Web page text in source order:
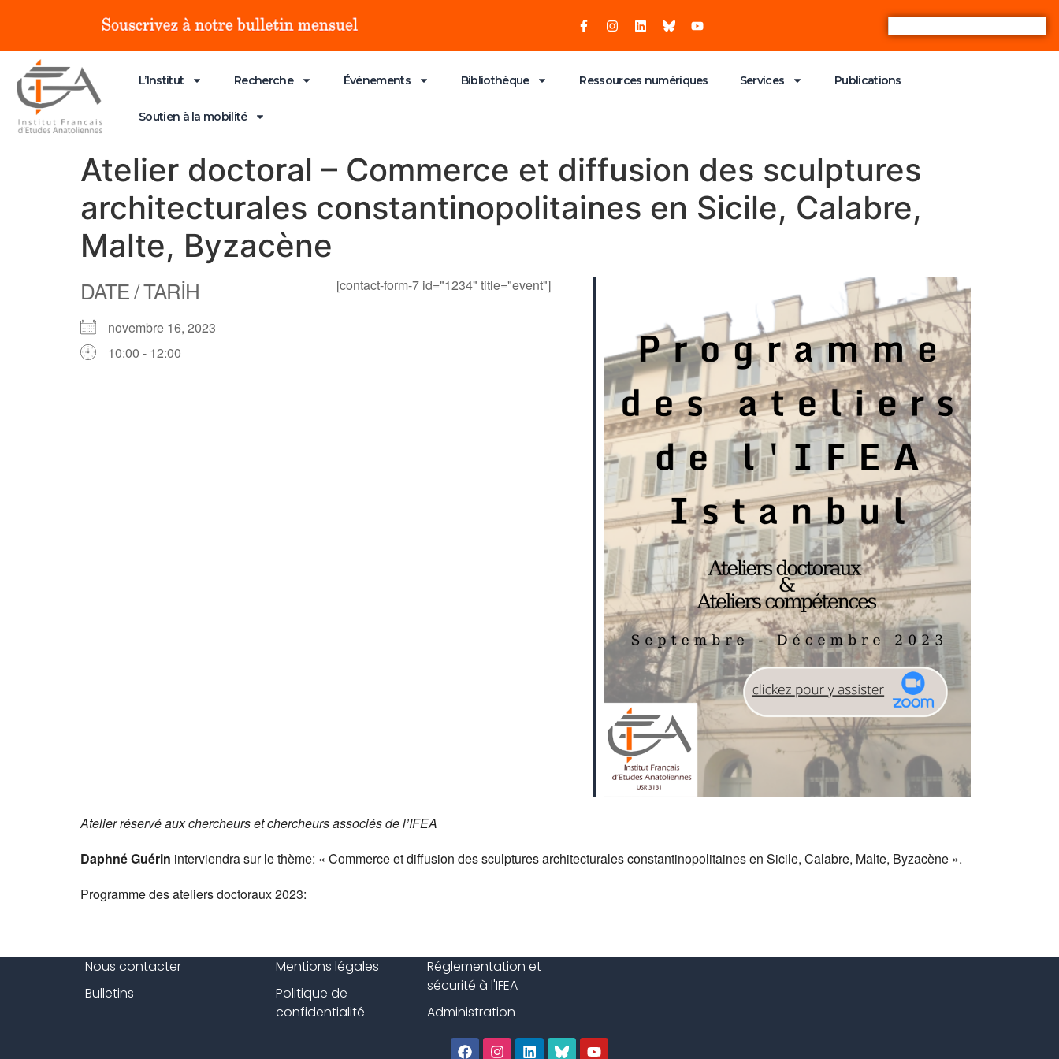
L’Institut Recherche Événements Bibliothèque Ressources numériques Services Publications
Soutien à la mobilité
Atelier doctoral – Commerce et diffusion des sculptures
architecturales constantinopolitaines en Sicile, Calabre,
Malte, Byzacène
DATE / TARİH
novembre 16, 2023
10:00 - 12:00
[contact-form-7 id="1234" title="event"]
Atelier réservé aux chercheurs et chercheurs associés de l’IFEA
Daphné Guérin interviendra sur le thème: « Commerce et diffusion des sculptures architecturales constantinopolitaines en Sicile, Calabre, Malte, Byzacène ».
Programme des ateliers doctoraux 2023:
Nous contacter
Bulletins
Mentions légales
Politique de
confidentialité
Réglementation et
sécurité à l'IFEA
Administration